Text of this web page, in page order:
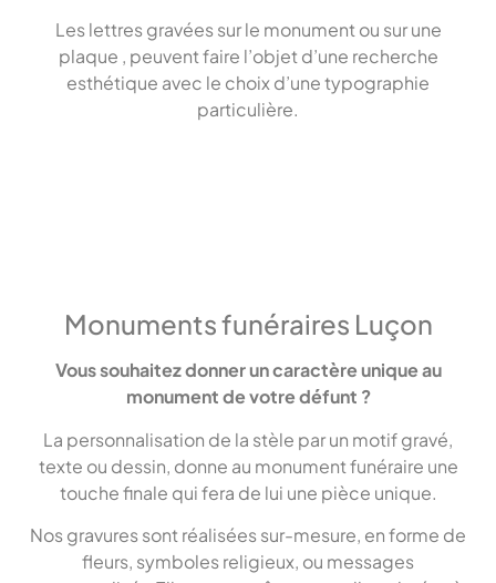
Les lettres gravées sur le monument ou sur une
plaque , peuvent faire l’objet d’une recherche
esthétique avec le choix d’une typographie
particulière.
Monuments funéraires Luçon
Vous souhaitez donner un caractère unique au
monument de votre défunt ?
La personnalisation de la stèle par un motif gravé,
texte ou dessin, donne au monument funéraire une
touche finale qui fera de lui une pièce unique.
Nos gravures sont réalisées sur-mesure, en forme de
fleurs, symboles religieux, ou messages